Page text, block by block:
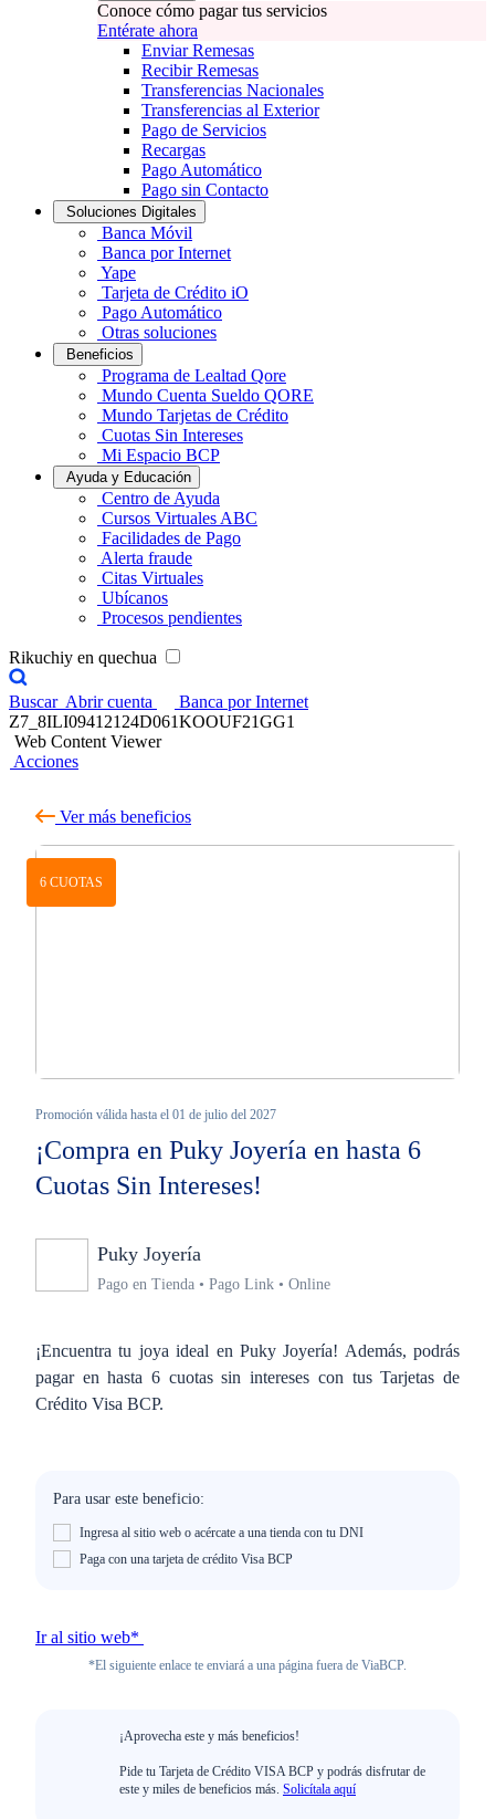
Conoce cómo pagar tus servicios
Entérate ahora
Enviar Remesas
Recibir Remesas
Transferencias Nacionales
Transferencias al Exterior
Pago de Servicios
Recargas
Pago Automático
Pago sin Contacto
Soluciones Digitales
Banca Móvil
Banca por Internet
Yape
Tarjeta de Crédito iO
Pago Automático
Otras soluciones
Beneficios
Programa de Lealtad Qore
Mundo Cuenta Sueldo QORE
Mundo Tarjetas de Crédito
Cuotas Sin Intereses
Mi Espacio BCP
Ayuda y Educación
Centro de Ayuda
Cursos Virtuales ABC
Facilidades de Pago
Alerta fraude
Citas Virtuales
Ubícanos
Procesos pendientes
Rikuchiy en quechua
Buscar Abrir cuenta
Banca por Internet
Z7_8ILI09412124D061KOOUF21GG1
Web Content Viewer
Acciones
Ver más beneficios
6 CUOTAS
Promoción válida hasta el 01 de julio del 2027
¡Compra en Puky Joyería en hasta 6
Cuotas Sin Intereses!
Puky Joyería
Pago en Tienda • Pago Link • Online
¡Encuentra tu joya ideal en Puky Joyería! Además, podrás
pagar en hasta 6 cuotas sin intereses con tus Tarjetas de
Crédito Visa BCP.
Para usar este beneficio:
Ingresa al sitio web o acércate a una tienda con tu DNI
Paga con una tarjeta de crédito Visa BCP
Ir al sitio web*
*El siguiente enlace te enviará a una página fuera de ViaBCP.
¡Aprovecha este y más beneficios!
Pide tu Tarjeta de Crédito VISA BCP y podrás disfrutar de
este y miles de beneficios más. Solicítala aquí